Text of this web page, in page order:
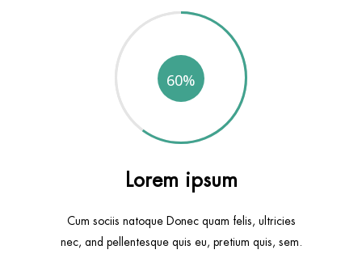
60
Lorem ipsum
Cum sociis natoque Donec quam felis, ultricies
nec, and pellentesque quis eu, pretium quis, sem.